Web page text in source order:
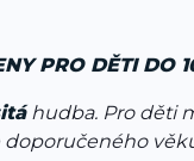
PRO DĚTI DO
hudba. Pro děti
doporučeného